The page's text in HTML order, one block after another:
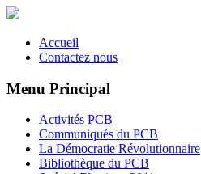
Accueil
Contactez nous
Menu Principal
Activités PCB
Communiqués du PCB
La Démocratie Révolutionnaire
Bibliothèque du PCB